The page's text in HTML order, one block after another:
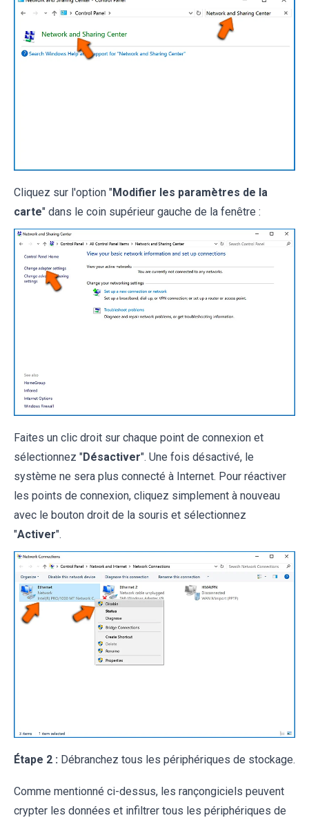
Cliquez sur l'option "Modifier les paramètres de la
carte" dans le coin supérieur gauche de la fenêtre :
Faites un clic droit sur chaque point de connexion et
sélectionnez "Désactiver". Une fois désactivé, le
système ne sera plus connecté à Internet. Pour réactiver
les points de connexion, cliquez simplement à nouveau
avec le bouton droit de la souris et sélectionnez
"Activer".
Étape 2 : Débranchez tous les périphériques de stockage.
Comme mentionné ci-dessus, les rançongiciels peuvent
crypter les données et infiltrer tous les périphériques de